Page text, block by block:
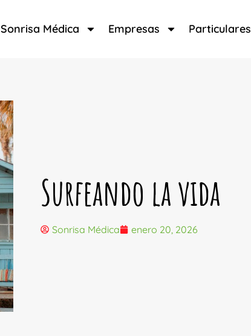
Sonrisa Médica Empresas Particulares
Surfeando la vida
Sonrisa Médica enero 20, 2026